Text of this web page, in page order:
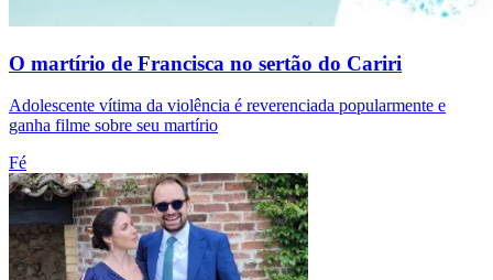
O martírio de Francisca no sertão do Cariri
Adolescente vítima da violência é reverenciada popularmente e
ganha filme sobre seu martírio
Fé